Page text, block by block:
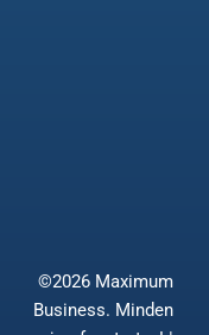
©2026 Maximum
Business. Minden